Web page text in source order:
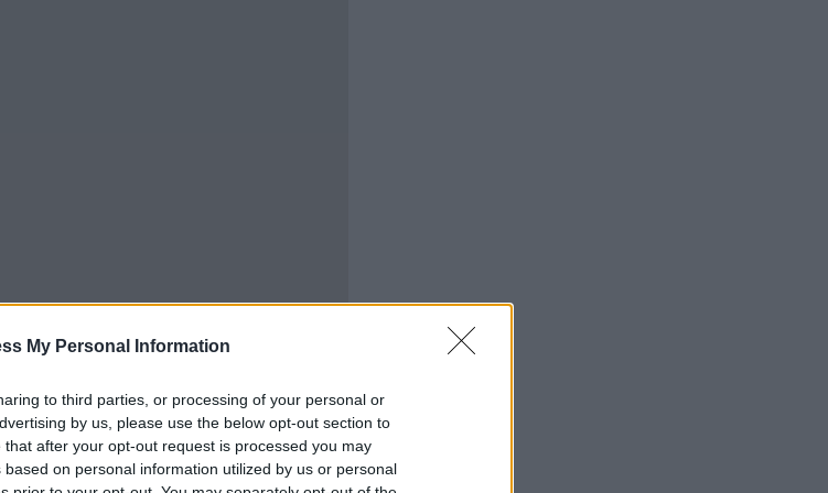
My Personal Information
to third parties, or processing of your personal or
by us, please use the below opt-out section to
after your opt-out request is processed you may
on personal information utilized by us or personal